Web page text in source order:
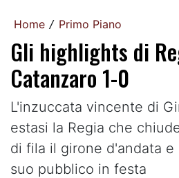
Home / Primo Piano
Gli highlights di
Catanzaro 1-0
L'inzuccata vincente di
estasi la Regia che
di fila il girone d'andata
suo pubblico in festa